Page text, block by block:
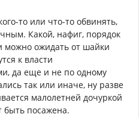
то или что-то обвинять,
Какой, нафиг, порядок
можно ожидать от шайки
к власти
да еще и не по одному
так или иначе, ну разве
малолетней дочуркой
быть посажена.